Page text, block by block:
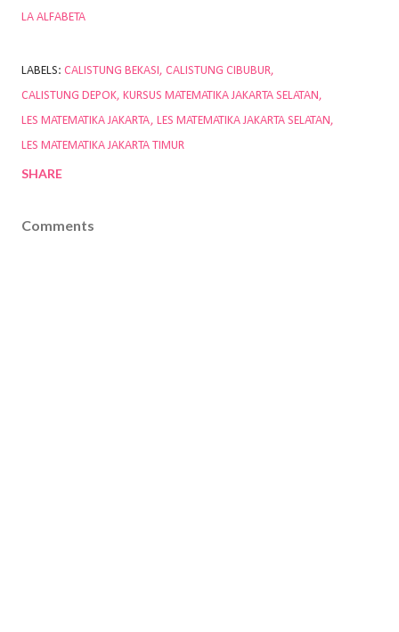
LA ALFABETA
LABELS: CALISTUNG BEKASI
CALISTUNG CIBUBUR
CALISTUNG DEPOK KURSUS MATEMATIKA JAKARTA SELATAN
LES MATEMATIKA JAKARTA
LES MATEMATIKA JAKARTA SELATAN
LES MATEMATIKA JAKARTA TIMUR
SHARE
Comments